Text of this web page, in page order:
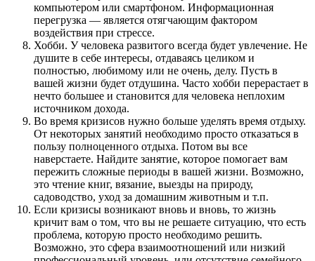
компьютером или смартфоном. Информационная
перегрузка — является отягчающим фактором
воздействия при стрессе.
Хобби. У человека развитого всегда будет увлечение. Не
душите в себе интересы, отдаваясь целиком и
полностью, любимому или не очень, делу. Пусть в
вашей жизни будет отдушина. Часто хобби перерастает в
нечто большее и становится для человека неплохим
источником дохода.
Во время кризисов нужно больше уделять время отдыху.
От некоторых занятий необходимо просто отказаться в
пользу полноценного отдыха. Потом вы все
наверстаете. Найдите занятие, которое помогает вам
пережить сложные периоды в вашей жизни. Возможно,
это чтение книг, вязание, выезды на природу,
садоводство, уход за домашним животным и т.п.
Если кризисы возникают вновь и вновь, то жизнь
кричит вам о том, что вы не решаете ситуацию, что есть
проблема, которую просто необходимо решить.
Возможно, это сфера взаимоотношений или низкий